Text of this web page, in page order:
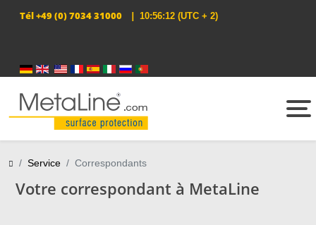
Tél+49 (0) 7034 31000 | 10:56:12 (UTC + 2)
Service Correspondants
Votre correspondant à MetaLine